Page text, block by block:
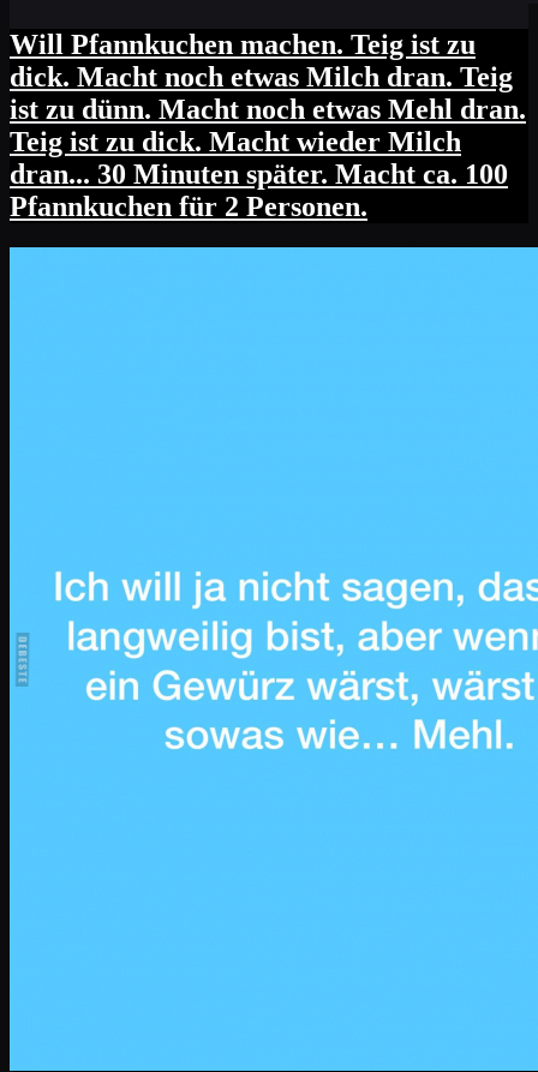
Will Pfannkuchen machen. Teig ist zu
dick. Macht noch etwas Milch dran. Teig
ist zu dünn. Macht noch etwas Mehl dran.
Teig ist zu dick. Macht wieder Milch
dran... 30 Minuten später. Macht ca. 100
Pfannkuchen für 2 Personen.